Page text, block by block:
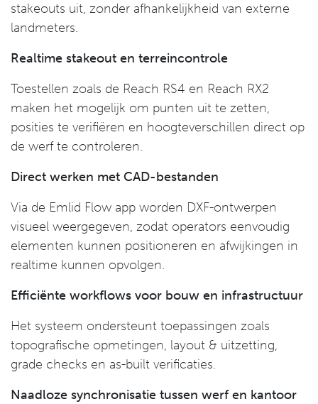
stakeouts uit, zonder afhankelijkheid van externe
landmeters.
Realtime stakeout en terreincontrole
Toestellen zoals de Reach RS4 en Reach RX2
maken het mogelijk om punten uit te zetten,
posities te verifiëren en hoogteverschillen direct op
de werf te controleren.
Direct werken met CAD-bestanden
Via de Emlid Flow app worden DXF-ontwerpen
visueel weergegeven, zodat operators eenvoudig
elementen kunnen positioneren en afwijkingen in
realtime kunnen opvolgen.
Efficiënte workflows voor bouw en infrastructuur
Het systeem ondersteunt toepassingen zoals
topografische opmetingen, layout & uitzetting,
grade checks en as-built verificaties.
Naadloze synchronisatie tussen werf en kantoor